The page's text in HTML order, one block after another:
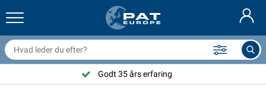
& tilbehør
indvendig
& autocamper udvendig
Brandslukker & brandtæpper
produkter
Nederlands
Deutsch
Godt 35 års erfaring